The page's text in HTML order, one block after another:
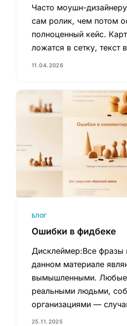
Часто моушн-
сам ролик, чем потом
полноценный кейс.
ложатся в сетку, текст
11.04.2026
БЛОГ
Ошибки в фидбеке
Дисклеймер:Все фразы
данном материале
вымышленными. Любые
реальными людьми,
организациями —
25.11.2025